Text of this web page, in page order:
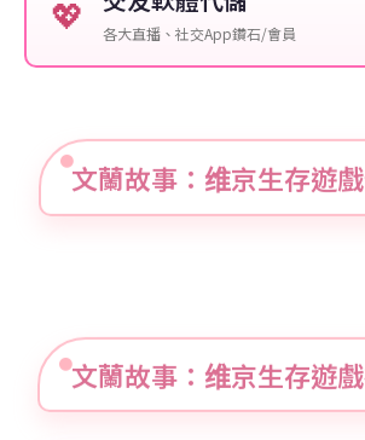
💖 各大直播、社交App鑽石/會員
文蘭故事：维京生存遊
文蘭故事：维京生存遊